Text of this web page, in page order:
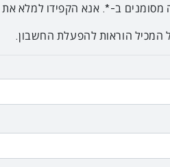
מסומנים ב-*. אנא הקפידו למלא
המכיל הוראות להפעלת החשבון.